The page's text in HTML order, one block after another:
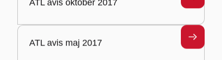
ATL avis maj 2017